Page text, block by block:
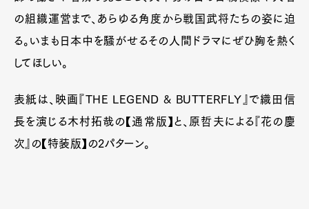
の組織運営まで、あらゆる角度から戦国武将たちの姿に迫
る。いまも日本中を騒がせるその人間ドラマにぜひ胸を熱く
してほしい。
表紙は、映画『THE LEGEND & BUTTERFLY』で織田信
長を演じる木村拓哉の【通常版】と、原哲夫による『花の慶
次』の【特装版】の2パターン。